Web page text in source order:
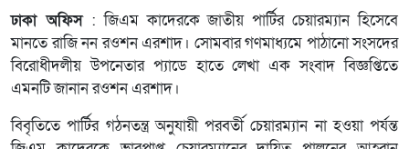
ঢাকা অফিস: জিএম কাদেরকে জাতীয় পার্টির চেয়ারম্যান হিসেবে
মানতে রাজি নন রওশন এরশাদ। সোমবার গণমাধ্যমে পাঠানো সংসদের
বিরোধীদলীয় উপনেতার প্যাডে হাতে লেখা এক সংবাদ বিজ্ঞপ্তিতে
এমনটি জানান রওশন এরশাদ।
বিবৃতিতে পার্টির গঠনতন্ত্র অনুযায়ী পরবর্তী চেয়ারম্যান না হওয়া পর্যন্ত